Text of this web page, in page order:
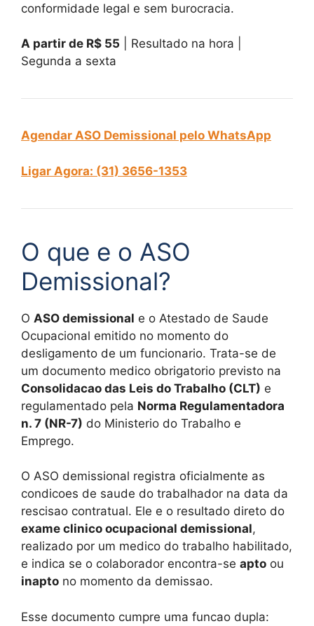
conformidade legal e sem burocracia.
A partir de R$ 55 | Resultado na hora |
Segunda a sexta
Agendar ASO Demissional pelo WhatsApp
Ligar Agora: (31) 3656-1353
O que e o ASO
Demissional?
O ASO demissional e o Atestado de Saude
Ocupacional emitido no momento do
desligamento de um funcionario. Trata-se de
um documento medico obrigatorio previsto na
Consolidacao das Leis do Trabalho (CLT) e
regulamentado pela Norma Regulamentadora
n. 7 (NR-7) do Ministerio do Trabalho e
Emprego.
O ASO demissional registra oficialmente as
condicoes de saude do trabalhador na data da
rescisao contratual. Ele e o resultado direto do
exame clinico ocupacional demissional,
realizado por um medico do trabalho habilitado,
e indica se o colaborador encontra-se apto ou
inapto no momento da demissao.
Esse documento cumpre uma funcao dupla: